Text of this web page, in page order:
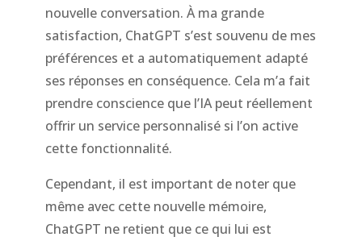
nouvelle conversation. À ma grande
satisfaction, ChatGPT s’est souvenu de mes
préférences et a automatiquement adapté
ses réponses en conséquence. Cela m’a fait
prendre conscience que l’IA peut réellement
offrir un service personnalisé si l’on active
cette fonctionnalité.
Cependant, il est important de noter que
même avec cette nouvelle mémoire,
ChatGPT ne retient que ce qui lui est